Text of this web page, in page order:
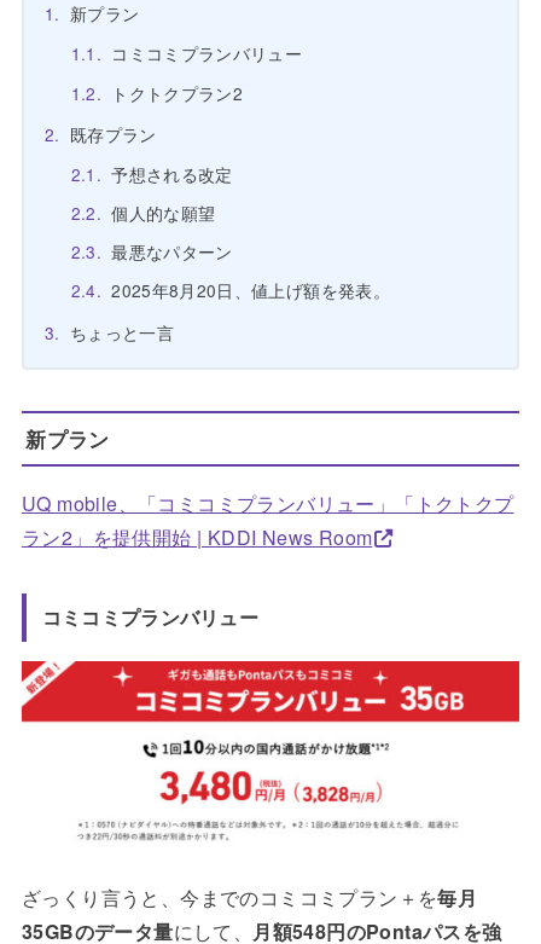
新プラン
コミコミプランバリュー
トクトクプラン2
既存プラン
予想される改定
個人的な願望
最悪なパターン
2025年8月20日、値上げ額を発表。
ちょっと一言
新プラン
UQ mobile、「コミコミプランバリュー」「トクトクプ
ラン2」を提供開始 | KDDI News Room
コミコミプランバリュー
ざっくり言うと、今までのコミコミプラン＋を毎月
35GBのデータ量にして、 月額548円のPontaパスを強